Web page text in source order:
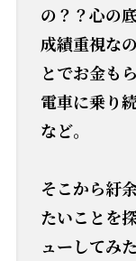
の？？心の
成績重視な
とでお金も
電車に乗り
など。
そこから紆
たいことを
ューしてみ